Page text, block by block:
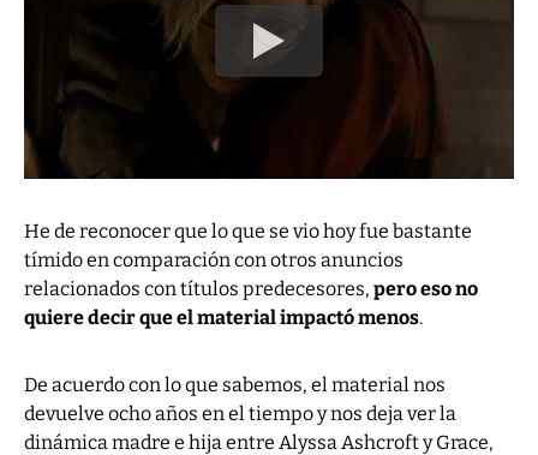
He de reconocer que lo que se vio hoy fue bastante
tímido en comparación con otros anuncios
relacionados con títulos predecesores, pero eso no
quiere decir que el material impactó menos.
De acuerdo con lo que sabemos, el material nos
devuelve ocho años en el tiempo y nos deja ver la
dinámica madre e hija entre Alyssa Ashcroft y Grace,